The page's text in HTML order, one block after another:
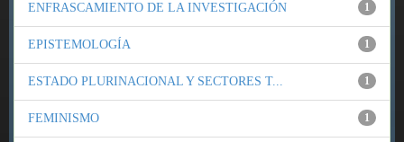
1
ENFRASCAMIENTO DE LA INVESTIGACIÓN
1
EPISTEMOLOGÍA
1
ESTADO PLURINACIONAL Y SECTORES T...
1
FEMINISMO